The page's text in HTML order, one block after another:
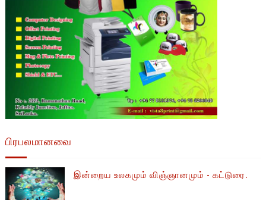
பிரபலமானவை
இன்றைய உலகமும் விஞ்ஞானமும் - கட்டுரை.